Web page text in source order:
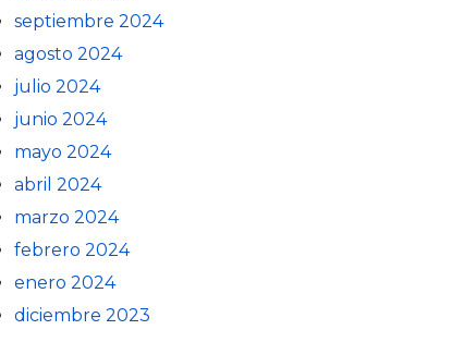
septiembre 2024
agosto 2024
julio 2024
junio 2024
mayo 2024
abril 2024
marzo 2024
febrero 2024
enero 2024
diciembre 2023